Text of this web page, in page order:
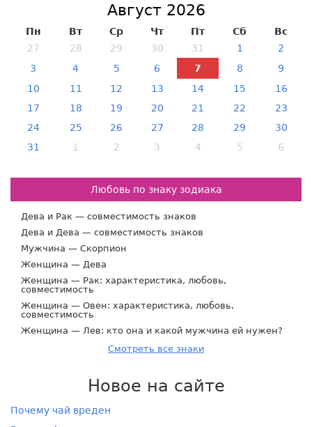
Август 2026
Пн Вт Ср Чт Пт Сб
Вс
27
28 29 30 31 1
2
3
4 5 6 7 8
9
10
11 12 13 14 15
16
17
18 19 20 21 22
23
24
25 26 27 28 29
30
31
1 2 3 4 5 6
Любовь по знаку зодиака
Дева и Рак — совместимость знаков
Дева и Дева — совместимость знаков
Мужчина — Скорпион
Женщина — Дева
Женщина — Рак: характеристика, любовь,
совместимость
Женщина — Овен: характеристика, любовь,
совместимость
Женщина — Лев: кто она и какой мужчина ей нужен?
Смотреть все знаки
Новое на сайте
Почему чай вреден